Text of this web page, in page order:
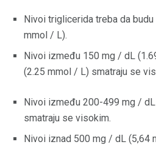
Nivoi triglicerida treba da
mmol / L).
Nivoi između 150 mg / dL
(2.25 mmol / L) smatraju se
Nivoi između 200-499 mg /
smatraju se visokim.
Nivoi iznad 500 mg / dL (5,64